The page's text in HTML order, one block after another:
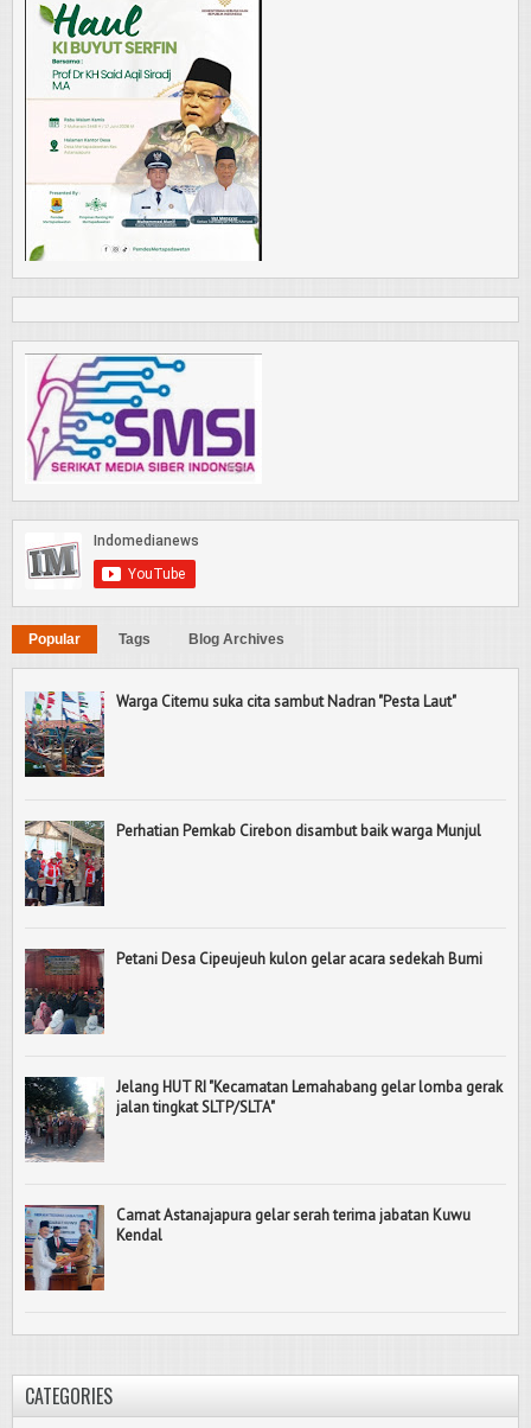
Popular Tags Blog Archives
Warga Citemu suka cita sambut Nadran "Pesta Laut"
Perhatian Pemkab Cirebon disambut baik warga Munjul
Petani Desa Cipeujeuh kulon gelar acara sedekah Bumi
Jelang HUT RI "Kecamatan Lemahabang gelar lomba gerak
jalan tingkat SLTP/SLTA"
Camat Astanajapura gelar serah terima jabatan Kuwu
Kendal
CATEGORIES